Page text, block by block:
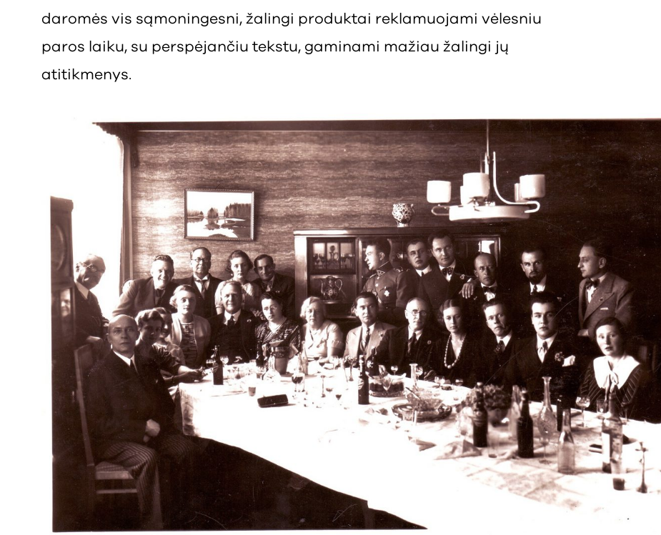
daromės vis sąmoningesni, žalingi produktai reklamuojami vėlesniu
paros laiku, su perspėjančiu tekstu, gaminami mažiau žalingi jų
atitikmenys.